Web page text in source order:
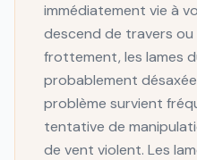
immédiatement vie à
descend de travers
frottement, les lames
probablement
problème survient
tentative de
de vent violent. Les